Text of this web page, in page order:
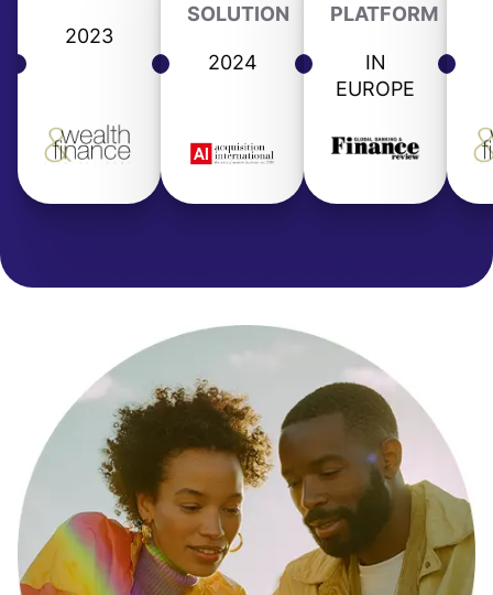
2023
SOLUTION
2024
PLATFORM
IN
EUROPE